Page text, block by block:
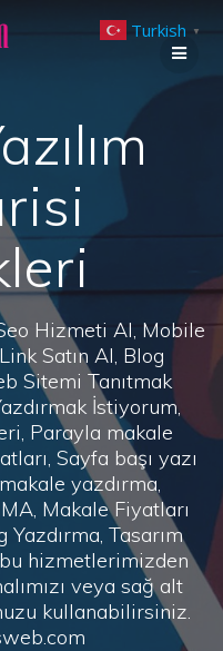
Hizmeti Al, Mobile
Satın Al, Blog
Sitemi Tanıtmak
İstiyorum,
Parayla makale
Sayfa başı yazı
yazdırma,
Makale Fiyatları
Tasarım
hizmetlerimizden
veya sağ alt
kullanabilirsiniz.
Turkish ▼